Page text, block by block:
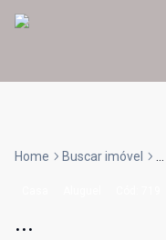
Home Buscar imóvel ...
...